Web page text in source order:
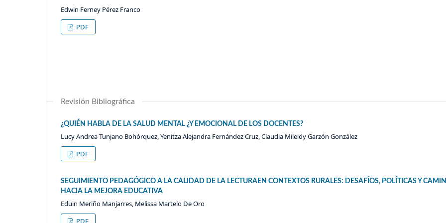
Edwin Ferney Pérez Franco
PDF
Revisión Bibliográfica
¿QUIÉN HABLA DE LA SALUD MENTAL ¿Y EMOCIONAL DE LOS DOCENTES?
Lucy Andrea Tunjano Bohórquez, Yenitza Alejandra Fernández Cruz, Claudia Mileidy Garzón González
PDF
SEGUIMIENTO PEDAGÓGICO A LA CALIDAD DE LA LECTURAEN CONTEXTOS RURALES: DESAFÍOS, POLÍTICAS Y
HACIA LA MEJORA EDUCATIVA
Eduin Meriño Manjarres, Melissa Martelo De Oro
PDF